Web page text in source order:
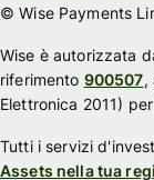
© Wise Payments
Wise è autorizzata
riferimento 900507,
Elettronica 2011)
Tutti i servizi
Assets nella tua